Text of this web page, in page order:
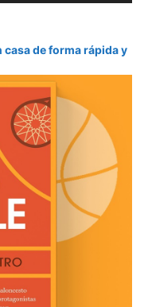
de forma rápida y